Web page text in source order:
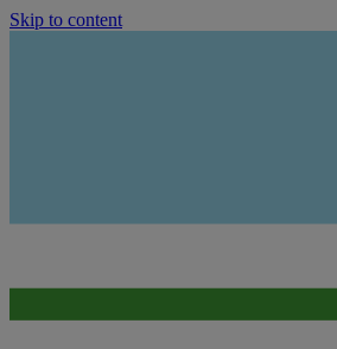
Skip to content